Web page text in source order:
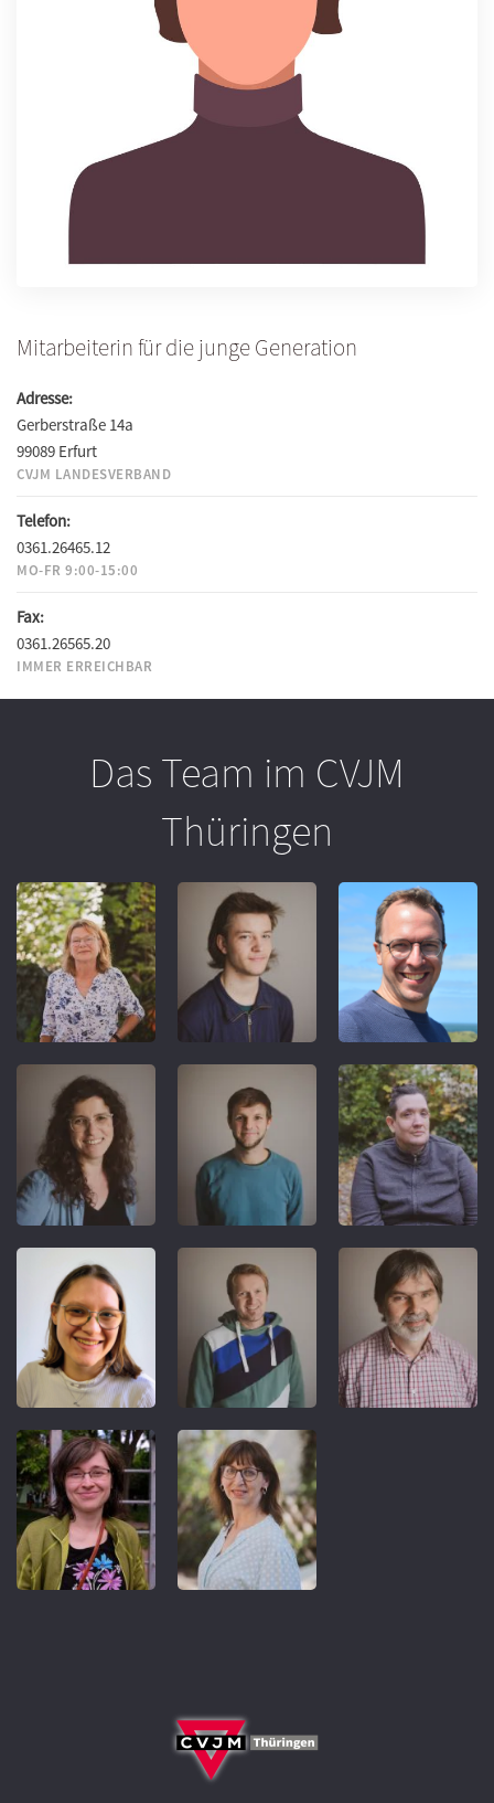
Mitarbeiterin für die junge Generation
Adresse:
Gerberstraße 14a
99089 Erfurt
CVJM LANDESVERBAND
Telefon:
0361.26465.12
MO-FR 9:00-15:00
Fax:
0361.26565.20
IMMER ERREICHBAR
Das Team im CVJM
Thüringen
REFERENT